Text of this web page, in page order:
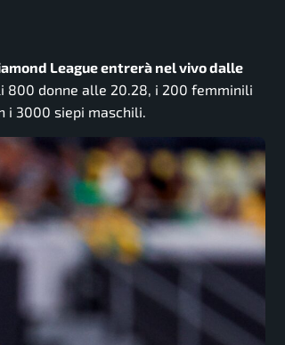
League entrerà nel vivo dalle
800 donne alle 20.28, i 200 femminili
i 3000 siepi maschili.